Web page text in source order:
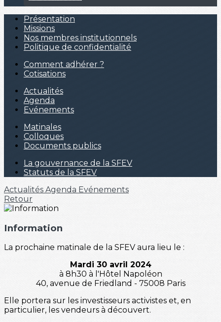
Présentation
Missions
Nos membres institutionnels
Politique de confidentialité
Comment adhérer ?
Cotisations
Actualités
Agenda
Evénements
Matinales
Colloques
Documents publics
La gouvernance de la SFEV
Statuts de la SFEV
Actualités Agenda Evénements
Retour
Information
La prochaine matinale de la SFEV aura lieu le :
Mardi 30 avril 2024
à 8h30 à l'Hôtel Napoléon
40, avenue de Friedland - 75008 Paris
Elle portera sur les investisseurs activistes et, en
particulier, les vendeurs à découvert.